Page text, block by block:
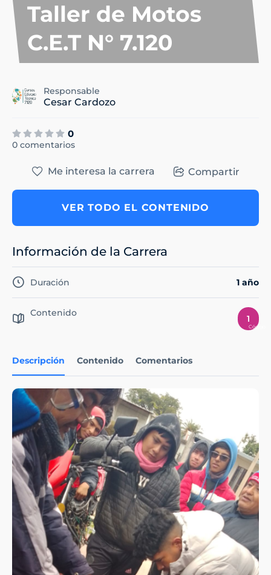
Taller de Motos
C.E.T N° 7.120
Responsable
Cesar Cardozo
0
0 comentarios
Descripción Contenido Comentarios
Me interesa la carrera Compartir
VER TODO EL CONTENIDO
Información de la Carrera
Duración 1 año
Contenido
1